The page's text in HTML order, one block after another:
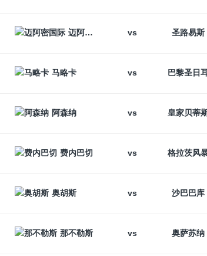
迈阿密国际 vs 圣路易斯
马略卡 vs
阿森纳 vs
费内巴切 vs
奥胡斯 vs 沙巴巴库
那不勒斯 vs 奥萨苏纳